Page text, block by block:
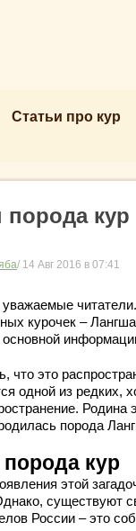
Статьи про кур
порода
/ 14 Авг 2016 в 07:41
курочек –
что это
одной из редких,
Родина
порода
кур
этой
существуют
России – это